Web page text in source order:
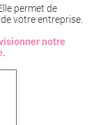
permet de
votre entreprise.
notre